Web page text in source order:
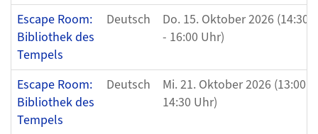
Escape Room:
Bibliothek des
Tempels
Deutsch
Do. 15. Oktober 2026 (14:30
- 16:00 Uhr)
Escape Room:
Bibliothek des
Tempels
Deutsch
Mi. 21. Oktober 2026 (13:00
14:30 Uhr)